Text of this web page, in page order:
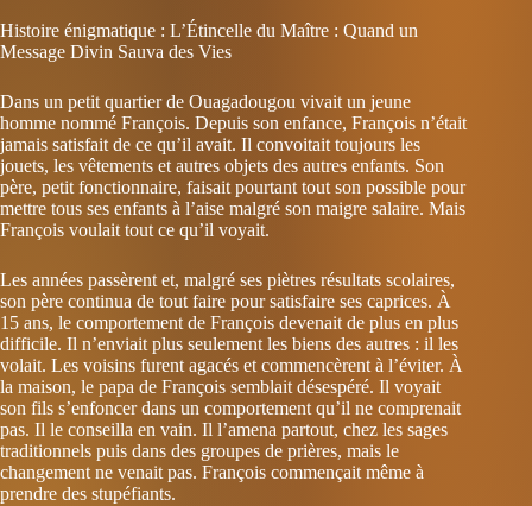
Histoire énigmatique : L’Étincelle du Maître : Quand un
Message Divin Sauva des Vies
Dans un petit quartier de Ouagadougou vivait un jeune
homme nommé François. Depuis son enfance, François n’était
jamais satisfait de ce qu’il avait. Il convoitait toujours les
jouets, les vêtements et autres objets des autres enfants. Son
père, petit fonctionnaire, faisait pourtant tout son possible pour
mettre tous ses enfants à l’aise malgré son maigre salaire. Mais
François voulait tout ce qu’il voyait.
Les années passèrent et, malgré ses piètres résultats scolaires,
son père continua de tout faire pour satisfaire ses caprices. À
15 ans, le comportement de François devenait de plus en plus
difficile. Il n’enviait plus seulement les biens des autres : il les
volait. Les voisins furent agacés et commencèrent à l’éviter. À
la maison, le papa de François semblait désespéré. Il voyait
son fils s’enfoncer dans un comportement qu’il ne comprenait
pas. Il le conseilla en vain. Il l’amena partout, chez les sages
traditionnels puis dans des groupes de prières, mais le
changement ne venait pas. François commençait même à
prendre des stupéfiants.